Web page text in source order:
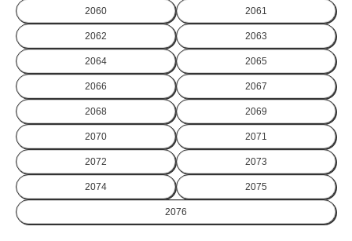
2060 2061
2062 2063
2064 2065
2066 2067
2068 2069
2070 2071
2072 2073
2074 2075
2076